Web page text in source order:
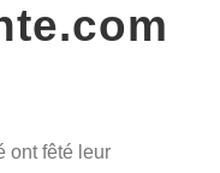
ont fêté leur